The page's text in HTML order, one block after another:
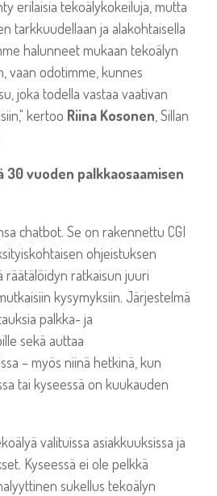
erilaisia tekoälykokeiluja, mutta
tarkkuudellaan ja alakohtaisella
halunneet mukaan tekoälyn
vaan odotimme, kunnes
joka todella vastaa vaativan
kertoo Riina Kosonen , Sillan
vuoden palkkaosaamisen
chatbot. Se on rakennettu CGI
ohjeistuksen
räätälöidyn ratkaisun juuri
kysymyksiin. Järjestelmä
palkka- ja
sekä auttaa
– myös niinä hetkinä, kun
tai kyseessä on kuukauden
valituissa asiakkuuksissa ja
Kyseessä ei ole pelkkä
sukellus tekoälyn